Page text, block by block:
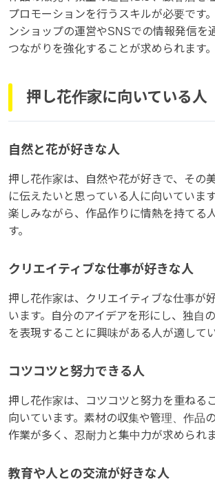
プロモーションを行うスキルが必要です
ンショップの運営やSNSでの情報発信を
つながりを強化することが求められます。
押し花作家に向いている人
自然と花が好きな人
押し花作家は、自然や花が好きで、その
に伝えたいと思っている人に向いていま
楽しみながら、作品作りに情熱を持てる
す。
クリエイティブな仕事が好きな人
押し花作家は、クリエイティブな仕事が
います。自分のアイデアを形にし、独自
を表現することに興味がある人が適してい
コツコツと努力できる人
押し花作家は、コツコツと努力を重ねる
向いています。素材の収集や管理、作品
作業が多く、忍耐力と集中力が求められま
教育や人との交流が好きな人